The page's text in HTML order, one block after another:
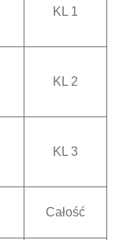
KL 1
KL 2
KL 3
Całość